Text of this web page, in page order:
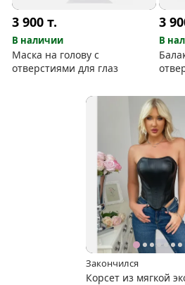
3 900т.
В наличии
Маска на голову с
отверстиями для глаз
3
В
Закончился
Корсет из мягкой